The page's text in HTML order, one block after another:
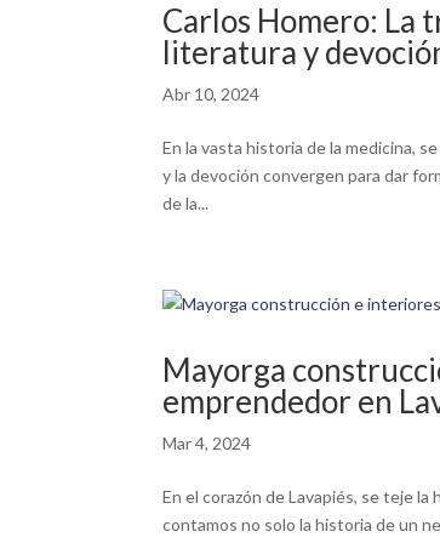
Carlos Homero: La
literatura y
Abr 10, 2024
En la vasta historia de la medicina,
y la devoción convergen para dar
de la...
Mayorga
emprendedor en
Mar 4, 2024
En el corazón de Lavapiés, se teje
contamos no solo la historia de un